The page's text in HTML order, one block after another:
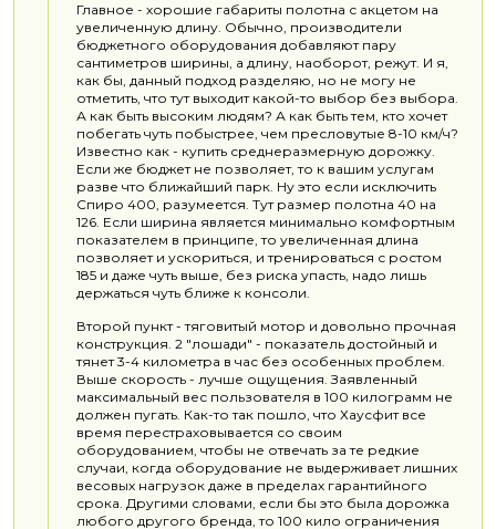
Главное - хорошие габариты полотна с акцетом на
увеличенную длину. Обычно, производители
бюджетного оборудования добавляют пару
сантиметров ширины, а длину, наоборот, режут. И я,
как бы, данный подход разделяю, но не могу не
отметить, что тут выходит какой-то выбор без выбора.
А как быть высоким людям? А как быть тем, кто хочет
побегать чуть побыстрее, чем пресловутые 8-10 км/ч?
Известно как - купить среднеразмерную дорожку.
Если же бюджет не позволяет, то к вашим услугам
разве что ближайший парк. Ну это если исключить
Спиро 400, разумеется. Тут размер полотна 40 на
126. Если ширина является минимально комфортным
показателем в принципе, то увеличенная длина
позволяет и ускориться, и тренироваться с ростом
185 и даже чуть выше, без риска упасть, надо лишь
держаться чуть ближе к консоли.
Второй пункт - тяговитый мотор и довольно прочная
конструкция. 2 "лошади" - показатель достойный и
тянет 3-4 километра в час без особенных проблем.
Выше скорость - лучше ощущения. Заявленный
максимальный вес пользователя в 100 килограмм не
должен пугать. Как-то так пошло, что Хаусфит все
время перестраховывается со своим
оборудованием, чтобы не отвечать за те редкие
случаи, когда оборудование не выдерживает лишних
весовых нагрузок даже в пределах гарантийного
срока. Другими словами, если бы это была дорожка
любого другого бренда, то 100 кило ограничения